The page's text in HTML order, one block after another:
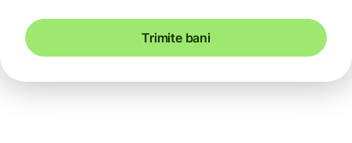
Trimite bani